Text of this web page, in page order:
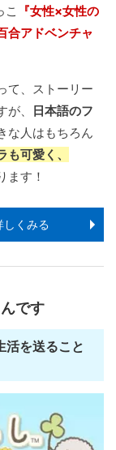
こ
『女性×女性の
合アドベンチャ
て、ストーリー
、
日本語のフ
な人はもちろん
可愛く、
ます！
しくみる
です
活を送ること